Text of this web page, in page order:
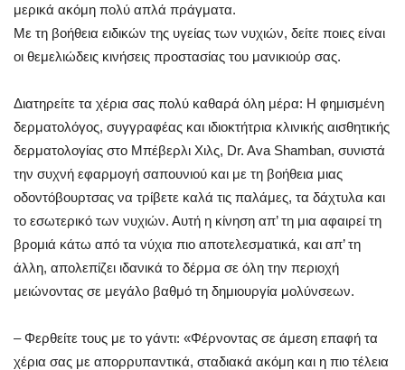
μερικά ακόμη πολύ απλά πράγματα.
Με τη βοήθεια ειδικών της υγείας των νυχιών, δείτε ποιες είναι
οι θεμελιώδεις κινήσεις προστασίας του μανικιούρ σας.
Διατηρείτε τα χέρια σας πολύ καθαρά όλη μέρα: Η φημισμένη
δερματολόγος, συγγραφέας και ιδιοκτήτρια κλινικής αισθητικής
δερματολογίας στο Μπέβερλι Χιλς, Dr. Ava Shamban, συνιστά
την συχνή εφαρμογή σαπουνιού και με τη βοήθεια μιας
οδοντόβουρτσας να τρίβετε καλά τις παλάμες, τα δάχτυλα και
το εσωτερικό των νυχιών. Αυτή η κίνηση απ’ τη μια αφαιρεί τη
βρομιά κάτω από τα νύχια πιο αποτελεσματικά, και απ’ τη
άλλη, απολεπίζει ιδανικά το δέρμα σε όλη την περιοχή
μειώνοντας σε μεγάλο βαθμό τη δημιουργία μολύνσεων.
– Φερθείτε τους με το γάντι: «Φέρνοντας σε άμεση επαφή τα
χέρια σας με απορρυπαντικά, σταδιακά ακόμη και η πιο τέλεια